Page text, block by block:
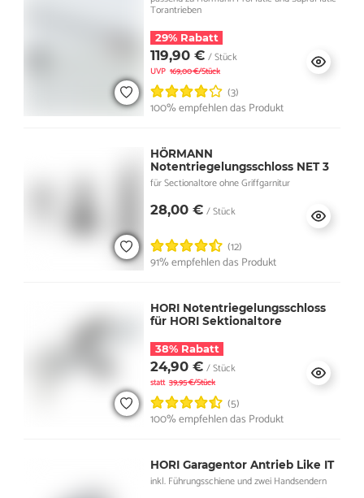
Torantrieben
29% Rabatt
119,90 € / Stück
UVP 169,00 €/Stück
(3)
100% empfehlen das Produkt
HÖRMANN
Notentriegelungsschloss NET 3
für Sectionaltore ohne Griffgarnitur
28,00 € / Stück
(12)
91% empfehlen das Produkt
HORI Notentriegelungsschloss
für HORI Sektionaltore
38% Rabatt
24,90 € / Stück
statt 39,95 €/Stück
(5)
100% empfehlen das Produkt
HORI Garagentor Antrieb Like IT
inkl. Führungsschiene und zwei Handsendern